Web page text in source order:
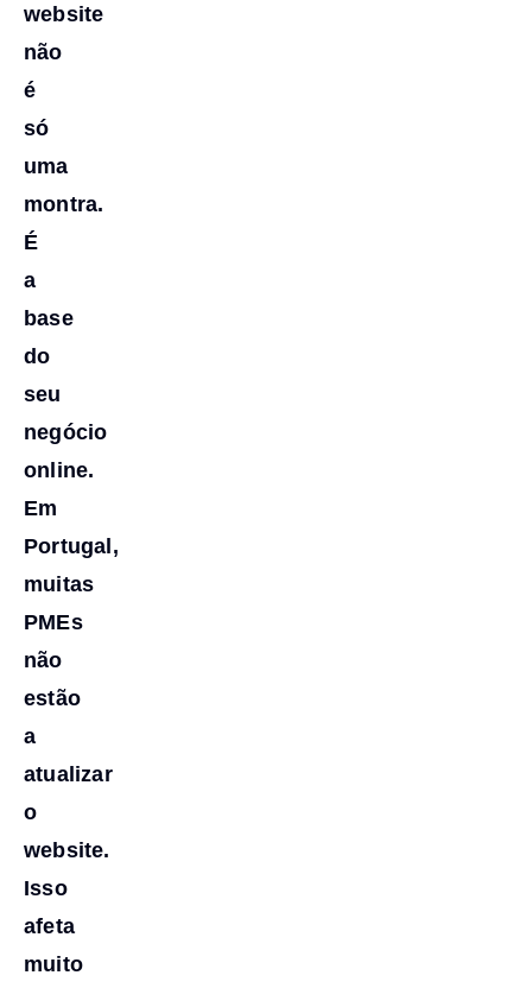
website
não
é
só
uma
montra.
É
a
base
do
seu
negócio
online.
Em
Portugal,
muitas
PMEs
não
estão
a
atualizar
o
website.
Isso
afeta
muito